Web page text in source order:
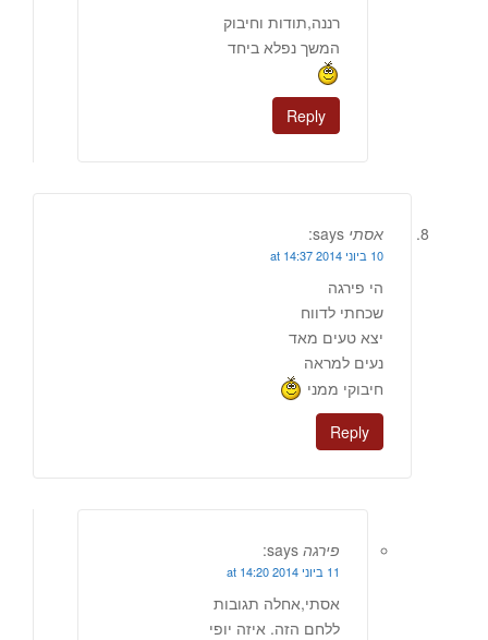
רננה,תודות וחיבוק
המשך נפלא ביחד
Reply
אסתי says:
10 ביוני 2014 at 14:37
הי פירגה
שכחתי לדווח
יצא טעים מאד
נעים למראה
חיבוקי ממני
Reply
פירגה says:
11 ביוני 2014 at 14:20
אסתי,אחלה תגובות
ללחם הזה. איזה יופי